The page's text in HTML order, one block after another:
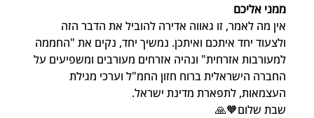
ממני אליכם
אין מה לאמר, זו גאווה אדירה להוביל את הדבר הזה
ולצעוד יחד איתכם ואיתכן. נמשיך יחד, נקים את "החממה
למעורבות אזרחית" ונהיה אזרחים מעורבים ומשפיעים על
החברה הישראלית ברוח חזון החמ"ל וערכי מגילת
העצמאות, לתפארת מדינת ישראל.
שבת שלום🧡🙏